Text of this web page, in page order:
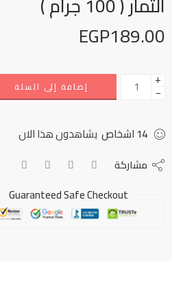
EGP189.00
+
− إضافة إلى السلة
14اشخاص يشاهدون هذا الان
مشاركة
Guaranteed Safe Checkout